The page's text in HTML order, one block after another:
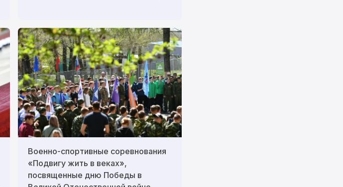
Военно-спортивные соревнования
«Подвигу жить в веках»,
посвященные дню Победы в